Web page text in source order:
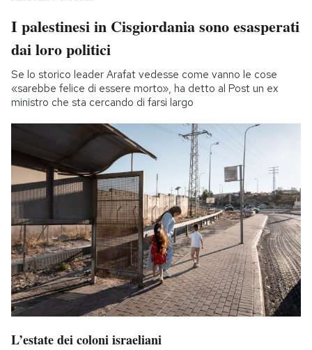
I palestinesi in Cisgiordania sono esasperati
dai loro politici
Se lo storico leader Arafat vedesse come vanno le cose
«sarebbe felice di essere morto», ha detto al Post un ex
ministro che sta cercando di farsi largo
L’estate dei coloni israeliani